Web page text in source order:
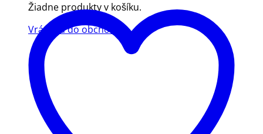
Žiadne produkty v košíku.
Vrátiť sa do obchodu